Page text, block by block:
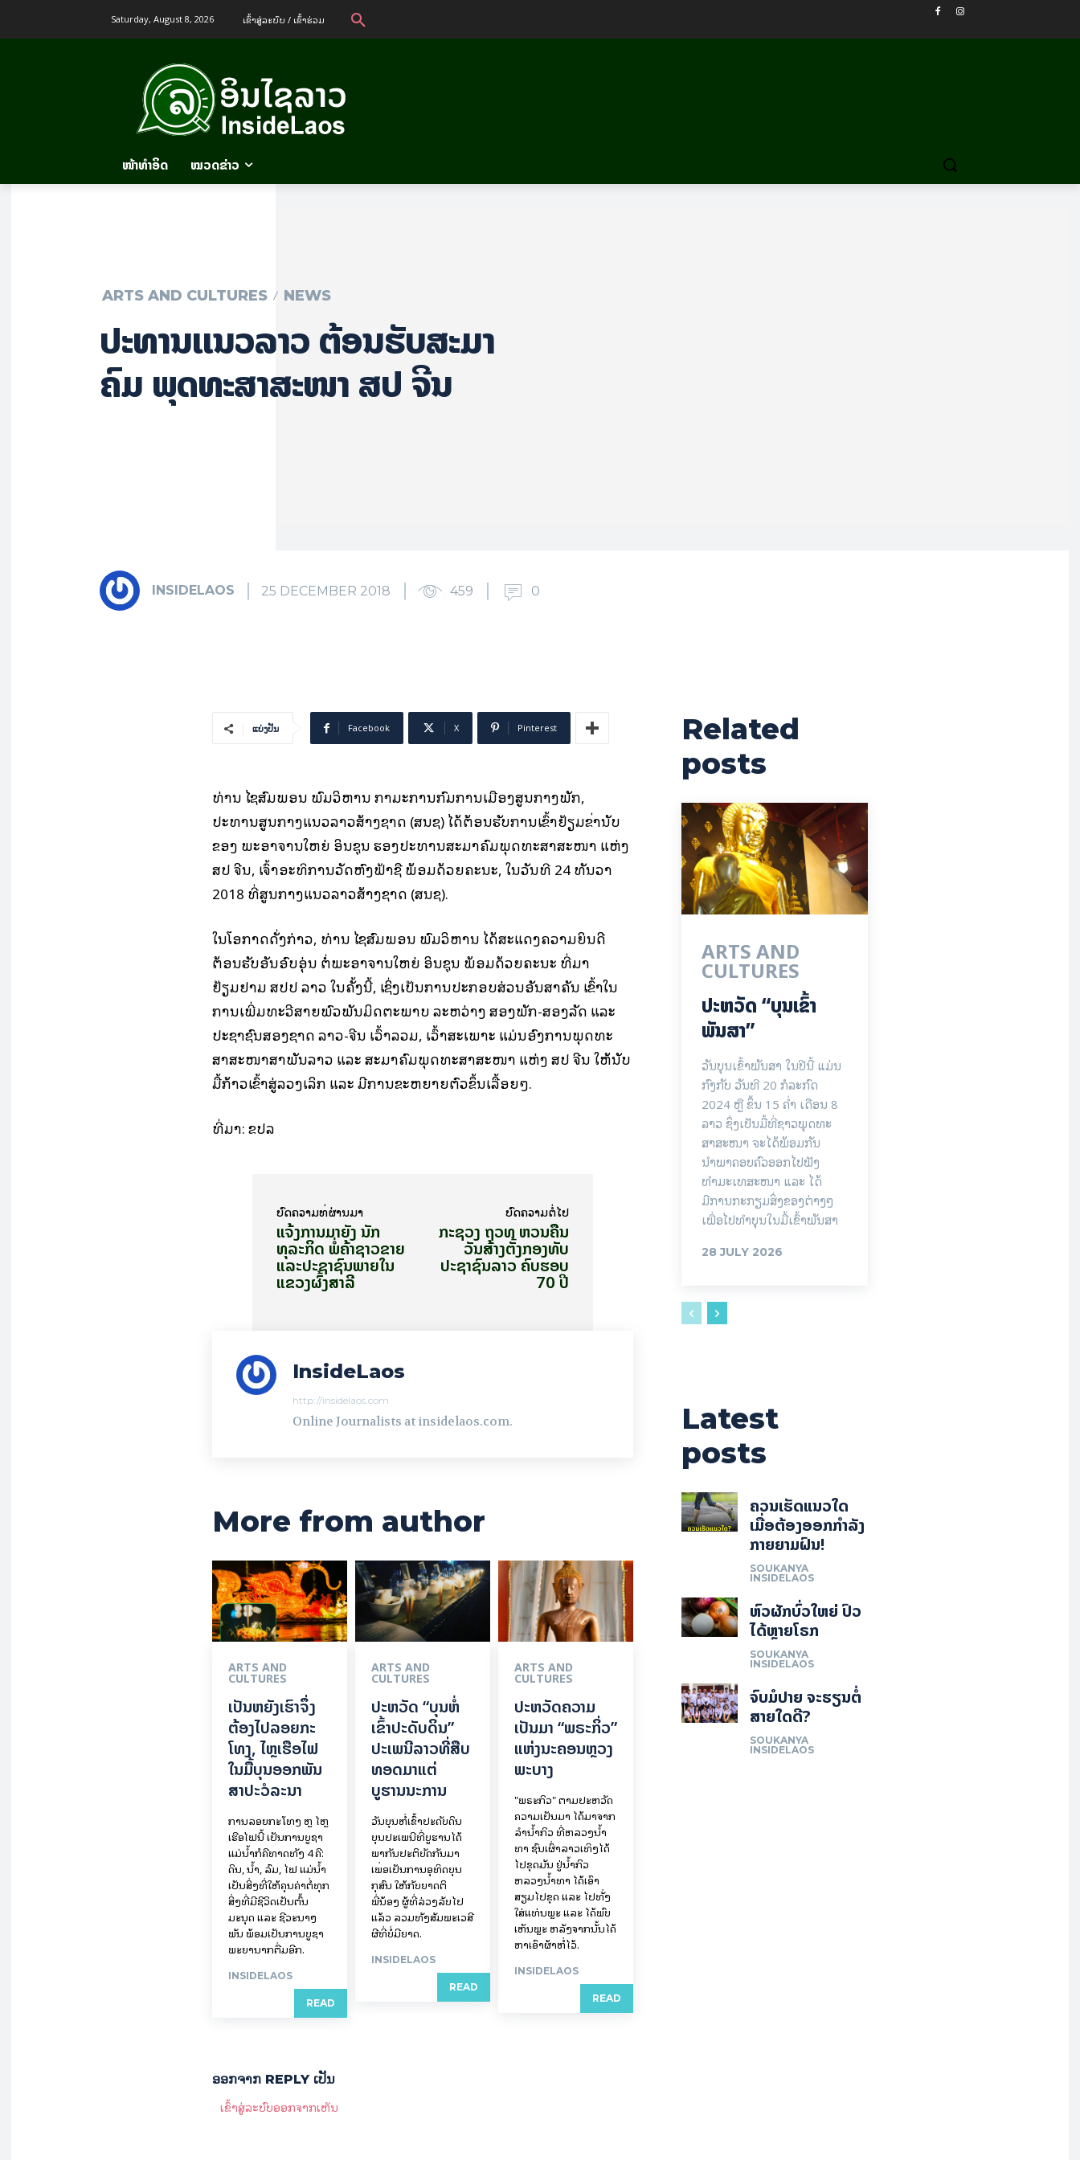
Saturday, August 8, 2026 ເຂົ້າ​ສູ່​ລະ​ບົບ / ເຂົ້າ​ຮ່ວມ
ໜ້າທຳອິດ ໝວດຂ່າວ
ARTS AND CULTURES NEWS
​​ປະ​ທານ​ແນວ​ລາວ ຕ້ອນ​ຮັບ​ສະ​ມາ​
ຄົມ ພຸ​ດ​ທະ​ສາ​ສະ​ໜາ ສ​ປ ຈີນ
INSIDELAOS 25 DECEMBER 2018 459 0
ແບ່ງປັນ Facebook X Pinterest
ທ່ານ ໄຊສົມພອນ ພົມວິຫານ ກຳມະການກົມການເມືອງສູນກາງພັກ,
ປະທານສູນກາງແນວລາວສ້າງຊາດ (ສນຊ) ໄດ້ຕ້ອນຮັບການເຂົ້າຢ້ຽມຂໍ່ານັບ
ຂອງ ພະອາຈານໃຫຍ່ ອິນຊຸນ ຮອງປະທານສະມາຄົມພຸດທະສາສະໜາ ແຫ່ງ
ສປ ຈີນ, ເຈົ້າອະທິການວັດຫົງຟ້າຊື ພ້ອມດ້ວຍຄະນະ, ໃນວັນທີ 24 ທັນວາ
2018 ທີ່ສູນກາງແນວລາວສ້າງຊາດ (ສນຊ).
ໃນໂອກາດດັ່ງກ່າວ, ທ່ານ ໄຊສົມພອນ ພົມວິຫານ ໄດ້ສະແດງຄວາມຍິນດີ
ຕ້ອນຮັບອັນອົບອຸ່ນ ຕໍ່ພະອາຈານໃຫຍ່ ອິນຊຸນ ພ້ອມດ້ວຍຄະນະ ທີ່ມາ
ຢ້ຽມຢາມ ສປປ ລາວ ໃນຄັ້ງນີ້, ເຊິ່ງເປັນການປະກອບສ່ວນອັນສຳຄັນ ເຂົ້າໃນ
ການເພີ່ມທະວີສາຍພົວພັນມິດຕະພາບ ລະຫວ່າງ ສອງພັກ-ສອງລັດ ແລະ
ປະຊາຊົນສອງຊາດ ລາວ-ຈີນ ເວົ້າລວມ, ເວົ້າສະເພາະ ແມ່ນອົງການພຸດທະ
ສາສະໜາສຳພັນລາວ ແລະ ສະມາຄົມພຸດທະສາສະໜາ ແຫ່ງ ສປ ຈີນ ໃຫ້ນັບ
ມື້ກ້າວເຂົ້າສູ່ລວງເລິກ ແລະ ມີການຂະຫຍາຍຕົວຂຶ້ນເລື້ອຍໆ.
ທີ່​ມາ: ຂ​ປ​ລ
ບົດ​ຄວາມ​ທີ່​ຜ່ານ​ມາ
ແຈ້ງການມາຍັງ ນັກ
ທຸລະກິດ ພໍ່ຄ້າຊາວຂາຍ ​
ແລະ​ປະ​ຊາ​ຊົນພາຍ​ໃນ​
ແຂວງ​ຜົ້​​ງສາ​ລີ
ບົດ​ຄວາມ​ຕໍ່​ໄປ
ກະຊວງ ຖວທ ຫວນຄືນ
ວັນສ້າງຕັ້ງກອງທັບ
ປະຊາຊົນລາວ ຄົບຮອບ
70 ປີ
InsideLaos
http://insidelaos.com
Online Journalists at insidelaos.com.
More from author
ARTS AND
CULTURES
ເປັນ​ຫຍັງ​ເຮົາ​ຈຶ່ງ​
ຕ້ອງ​ໄປລອຍ​ກະ​
ໂທງ, ໄຫຼ​ເຮືອ​ໄຟ
ໃນ​ມື້​​ບຸນ​ອອກ​ພັນ​
ສາ​ປະ​ວໍ​ລະ​ນາ
ການລອຍ​ກະ​ໂທງ ຫຼື ໄຫຼ
ເຮືອໄຟນີ້ ເປັນການບູຊາ
ແມ່ນໍ້າກໍຄືທາດທັງ 4 ຄື:
ດິນ, ນໍ້າ, ລົມ, ໄຟ ແມ່ນໍ້າ
ເປັນສິ່ງທີ່ໃຫ້ຄຸນຄ່າຕໍ່ທຸກ
ສິ່ງທີ່ມີຊີວິດເປັນຕົ້ນ
ມະນຸດ ແລະ ຊີວະນາໆ
ພັນ ພ້ອມເປັນການບູຊາ
ພະຍານາກຕື່ມອີກ.
INSIDELAOS
READ
ARTS AND
CULTURES
ປະຫວັດ “ບຸນຫໍ່
ເຂົ້າປະດັບດິນ”
ປະເພນີລາວທີ່ສືບ
ທອດມາແຕ່
ບູຮານນະການ
ວັນບຸນຫໍ່ເຂົ້າປະດັບດິນ
ບຸນປະເພນີທີ່ບູຮານໄດ້
ພາກັນປະຕິບັດກັນມາ
ເພື່ອເປັນການອຸທິດບຸນ
ກຸສົນ ໃຫ້ກັບຍາດຕິ
ພີ່ນ້ອງ ຜູ້ທີ່ລ່ວງລັບໄປ
ແລ້ວ ລວມທັງສັມພະເວສີ
ຜີທີ່ບໍ່ມີຍາດ.
INSIDELAOS
READ
ARTS AND
CULTURES
ປະຫວັດຄວາມ
ເປັນມາ “ພຣະກິ່ວ”
ແຫ່ງນະຄອນຫຼວງ
ພະບາງ
"ພຣະກິວ" ຕາມປະຫວັດ
ຄວາມເປັນມາ ໄດ້ມາຈາກ
ລຳນ້ຳກິວ ທີ່ຫລວງນ້ຳ
ທາ ຊົນເຜົ່າລາວເທິງໄດ້
ໄປຂຸດມັນ ຢູ່ນ້ຳກິວ
ຫລວງນ້ຳທາ ໄດ້ເອົາ
ສຽມໄປຂຸດ ແລະ ໄປທັ່ງ
ໃສ່ແທ່ນພຼະ ແລະ ໄດ້ພົບ
ເຫັນພຼະ ຫລັງຈາກນັ້ນໄດ້
ຫາເອົາຜ້າຫໍ່ໄວ້.
INSIDELAOS
READ
ອອກ​ຈາກ REPLY ເປັນ
ເຂົ້າ​ສູ່​ລະ​ບົບ​ອອກ​ຈາກ​ເຫັນ
Related
posts
ARTS AND
CULTURES
ປະຫວັດ “ບຸນເຂົ້າ
ພັນສາ”
ວັນບຸນເຂົ້າພັນສາ ໃນປີນີ້ ແມ່ນ
ກົງກັບ ວັນທີ 20 ກໍລະກົດ
2024 ຫຼື ຂຶ້ນ 15 ຄໍ່າ ເດືອນ 8
ລາວ ຊຶ່ງເປັນມື້ທີ່ຊາວພຸດທະ
ສາສະໜາ ຈະໄດ້ພ້ອມກັນ
ນຳພາຄອບຄົວອອກໄປຟັງ
ທຳມະເທສະໜາ ແລະ ໄດ້
ມີການກະກຽມສິ່ງຂອງຕ່າງໆ
ເພື່ອໄປທຳບຸນໃນມື້ເຂົ້າພັນສາ
28 JULY 2026
Latest
posts
ຄວນເຮັດແນວໃດ
ເມື່ອຕ້ອງອອກກຳລັງ
ກາຍຍາມຝົນ!
SOUKANYA
INSIDELAOS
ຫົວຜັກບົ່ວໃຫຍ່ ປົວ
ໄດ້ຫຼາຍໂຣກ
SOUKANYA
INSIDELAOS
ຈົບມໍປາຍ ຈະຮຽນຕໍ່
ສາຍໃດດີ?
SOUKANYA
INSIDELAOS